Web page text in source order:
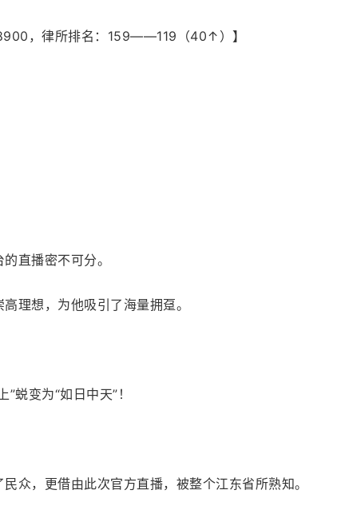
，律所排名：159——119（40↑）】
直播密不可分。
理想，为他吸引了海量拥趸。
蜕变为“如日中天”！
众，更借由此次官方直播，被整个江东省所熟知。